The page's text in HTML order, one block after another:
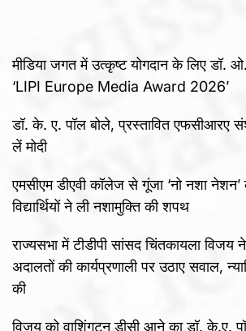
मीडिया जगत में उत्कृष्ट योगदान के लिए डॉ.
‘LIPI Europe Media Award 2026’
डॉ. के. ए. पॉल बोले, प्रस्तावित एफसीआरए
लें मोदी
एमसीएम डीएवी कॉलेज से गूंजा ‘नो नशा
विद्यार्थियों ने ली नशामुक्ति की शपथ
राज्यसभा में टीडीपी सांसद चिंतकायला विजय
अदालतों की कार्यप्रणाली पर उठाए सवाल,
की
विजय को वाशिंगटन डीसी आने का डॉ. के.ए.